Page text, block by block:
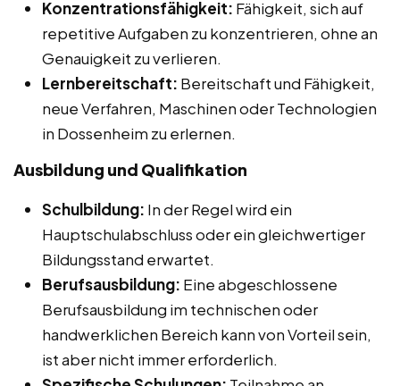
Konzentrationsfähigkeit: Fähigkeit, sich auf
repetitive Aufgaben zu konzentrieren, ohne an
Genauigkeit zu verlieren.
Lernbereitschaft: Bereitschaft und Fähigkeit,
neue Verfahren, Maschinen oder Technologien
in Dossenheim zu erlernen.
Ausbildung und Qualifikation
Schulbildung: In der Regel wird ein
Hauptschulabschluss oder ein gleichwertiger
Bildungsstand erwartet.
Berufsausbildung: Eine abgeschlossene
Berufsausbildung im technischen oder
handwerklichen Bereich kann von Vorteil sein,
ist aber nicht immer erforderlich.